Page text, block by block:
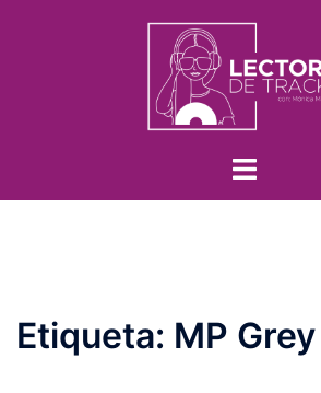
Etiqueta: MP Grey